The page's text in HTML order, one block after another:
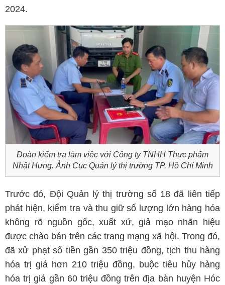
2024.
Đoàn kiểm tra làm việc với Công ty TNHH Thực phẩm
Nhật Hưng. Ảnh Cục Quản lý thị trường TP. Hồ Chí Minh
Trước đó, Đội Quản lý thị trường số 18 đã liên tiếp
phát hiện, kiểm tra và thu giữ số lượng lớn hàng hóa
không rõ nguồn gốc, xuất xứ, giả mạo nhãn hiệu
được chào bán trên các trang mạng xã hội. Trong đó,
đã xử phạt số tiền gần 350 triệu đồng, tịch thu hàng
hóa trị giá hơn 210 triệu đồng, buộc tiêu hủy hàng
hóa trị giá gần 60 triệu đồng trên địa bàn huyện Hóc